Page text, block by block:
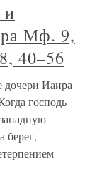
и
Мф. 9,
40–56
дочери Иаира
господь
берег,